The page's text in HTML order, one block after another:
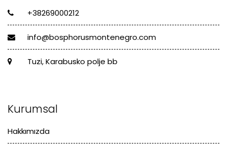
+38269000212
info@bosphorusmontenegro.com
Tuzi, Karabusko polje bb
Kurumsal
Hakkımızda